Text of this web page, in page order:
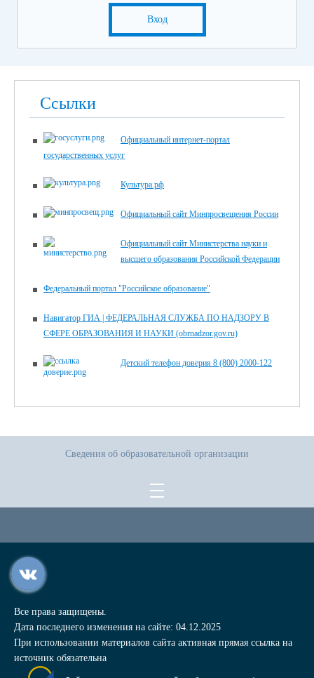
Вход
Ссылки
Официальный интернет-портал
государственных услуг
Культура.рф
Официальный сайт Минпросвещения России
Официальный сайт Министерства науки и
высшего образования Российской Федерации
Федеральный портал "Российское образование"
Навигатор ГИА | ФЕДЕРАЛЬНАЯ СЛУЖБА ПО НАДЗОРУ В
СФЕРЕ ОБРАЗОВАНИЯ И НАУКИ (obrnadzor.gov.ru)
Детский телефон доверия 8 (800) 2000-122
Сведения об образовательной организации
Все права защищены.
Дата последнего изменения на сайте: 04.12.2025
При использовании материалов сайта активная прямая ссылка на
источник обязательна